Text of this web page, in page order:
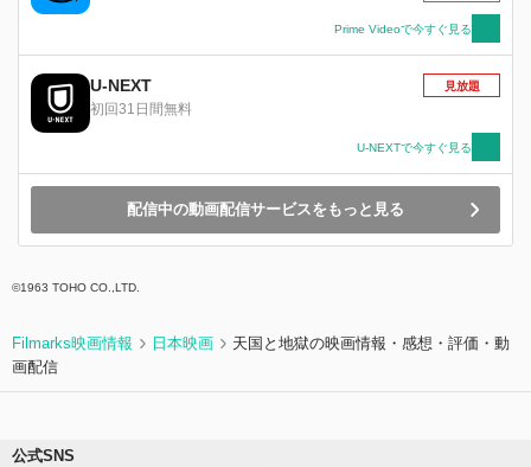
Prime Videoで今すぐ見る
U-NEXT
初回31日間無料
見放題
U-NEXTで今すぐ見る
配信中の動画配信サービスをもっと見る
©1963 TOHO CO.,LTD.
Filmarks映画情報 日本映画
天国と地獄の映画情報・感想・評価・動
画配信
公式SNS